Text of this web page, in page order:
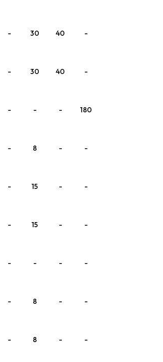
- 30 40 -
- 30 40 -
- - - 180
- 8 - -
- 15 - -
- 15 - -
- - - -
- 8 - -
- 8 - -